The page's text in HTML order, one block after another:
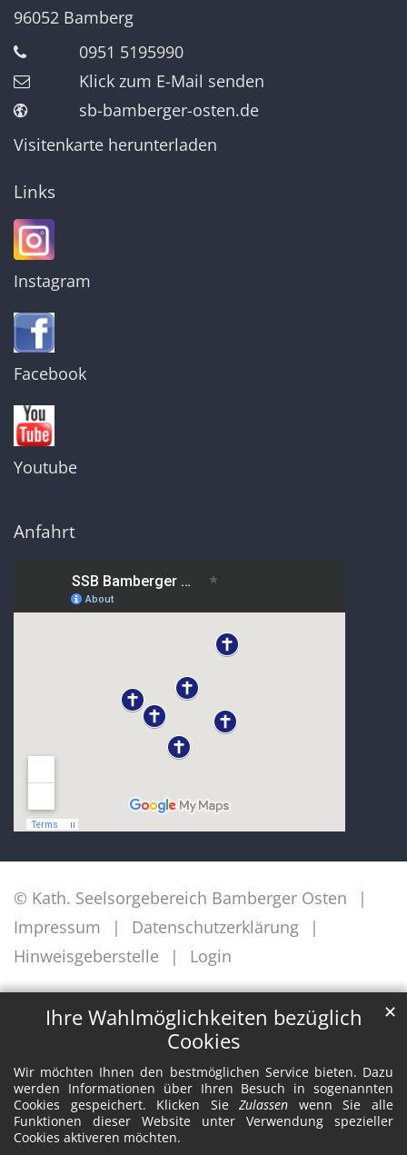
Ihre Wahlmöglichkeiten bezüglich
Cookies
Wir möchten Ihnen den bestmöglichen Service bieten. Dazu
werden Informationen über Ihren Besuch in sogenannten
Cookies gespeichert. Klicken SieZulassen wenn Sie alle
Funktionen dieser Website unter Verwendung spezieller
Cookies aktiveren möchten.
✕
96052 Bamberg
0951 5195990
Klick zum E-Mail senden
sb-bamberger-osten.de
Visitenkarte herunterladen
Links
Instagram
Facebook
Youtube
Anfahrt
© Kath. Seelsorgebereich Bamberger Osten
Impressum
Datenschutzerklärung
Hinweisgeberstelle
Login